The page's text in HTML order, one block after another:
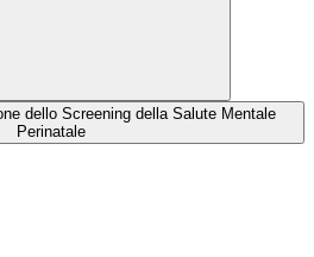
dello Screening della Salute Mentale
Perinatale